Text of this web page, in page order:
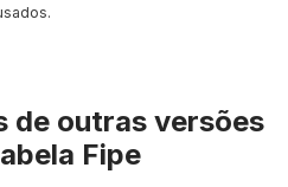
de outras versões
Fipe